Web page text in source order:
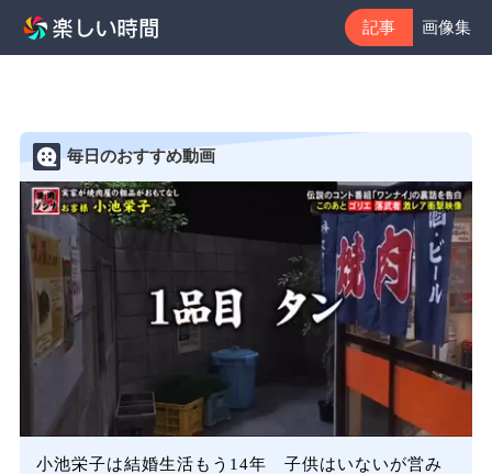
記事 画像集
毎日のおすすめ動画
小池栄子は結婚生活もう14年 子供はいないが営み